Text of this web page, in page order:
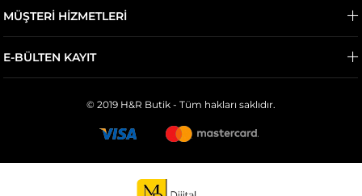
MÜŞTERİ HİZMETLERİ
E-BÜLTEN KAYIT
© 2019 H&R Butik - Tüm hakları saklıdır.